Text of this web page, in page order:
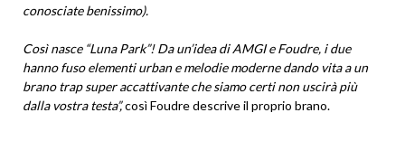
conosciate benissimo).
Così nasce “Luna Park”! Da un’idea di AMGI e Foudre, i due
hanno fuso elementi urban e melodie moderne dando vita a un
brano trap super accattivante che siamo certi non uscirà più
dalla vostra testa”,così Foudre descrive il proprio brano.